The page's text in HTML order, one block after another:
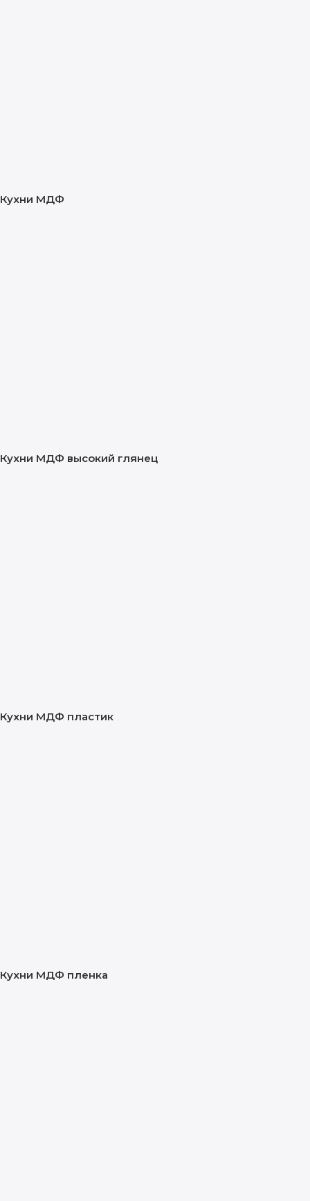
Кухни МДФ
Кухни МДФ высокий глянец
Кухни МДФ пластик
Кухни МДФ пленка